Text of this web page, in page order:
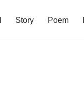
Story Poem